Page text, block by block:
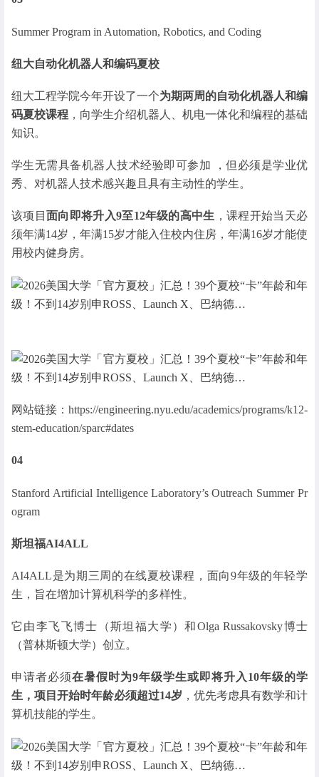
Summer Program in Automation, Robotics, and Coding
纽大自动化机器人和编码夏校
纽大工程学院今年开设了一个为期两周的自动化机器人和编
码夏校课程 ，向学生介绍机器人、机电一体化和编程的基础
知识。
学生无需具备机器人技术经验即可参加 ，但必须是学业优
秀、对机器人技术感兴趣且具有主动性的学生。
该项目 面向即将升入9至12年级的高中生 ，课程开始当天必
须年满14岁，年满15岁才能入住校内住房，年满16岁才能使
用校内健身房。
网站链接：https://engineering.nyu.edu/academics/programs/k12-
stem-education/sparc#dates
04
Stanford Artificial Intelligence Laboratory’s Outreach Summer Pr
ogram
斯坦福AI4ALL
AI4ALL是为期三周的在线夏校课程，面向9年级的年轻学
生，旨在增加计算机科学的多样性。
它由李飞飞博士（斯坦福大学）和Olga Russakovsky博士
（普林斯顿大学）创立。
申请者必须在暑假时为9年级学生或即将升入10年级的学
生，项目开始时年龄必须超过14岁 ，优先考虑具有数学和计
算机技能的学生。